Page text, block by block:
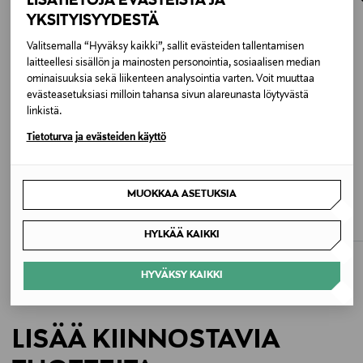
YKSITYISYYDESTÄ
Valitsemalla “Hyväksy kaikki”, sallit evästeiden tallentamisen
laitteellesi sisällön ja mainosten personointia, sosiaalisen median
ominaisuuksia sekä liikenteen analysointia varten. Voit muuttaa
evästeasetuksiasi milloin tahansa sivun alareunasta löytyvästä
linkistä.
Tietoturva ja evästeiden käyttö
MUOKKAA ASETUKSIA
HYLKÄÄ KAIKKI
HYVÄKSY KAIKKI
95 % puuvilla, 5 % elastaani
Hoito-ohjeet
Konepesu hoito-ohjeen mukaisesti.
One size
Valmistusmaa
Valmistajan tuotenumero
2601 B_JAMES_BG
Print Soft -trikoopipo
BOGI
June-trikoopipo
LISÄÄ KIINNOSTAVIA